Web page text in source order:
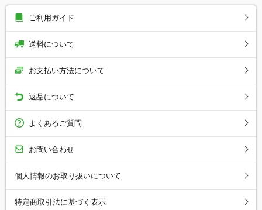
ご利用ガイド
送料について
お支払い方法について
返品について
よくあるご質問
お問い合わせ
個人情報のお取り扱いについて
特定商取引法に基づく表示